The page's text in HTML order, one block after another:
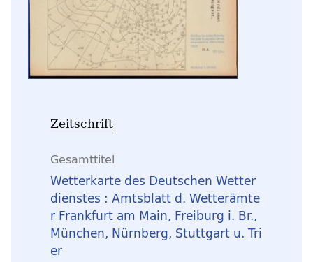
Zeitschrift
Gesamttitel
Wetterkarte des Deutschen Wetter
dienstes : Amtsblatt d. Wetterämte
r Frankfurt am Main, Freiburg i. Br.,
München, Nürnberg, Stuttgart u. Tri
er